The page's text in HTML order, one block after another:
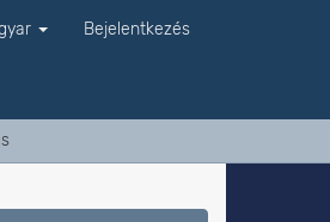
Bejelentkezés